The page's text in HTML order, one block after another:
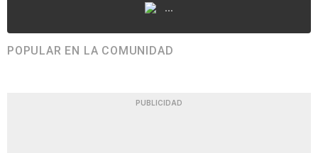
...
POPULAR EN LA COMUNIDAD
PUBLICIDAD